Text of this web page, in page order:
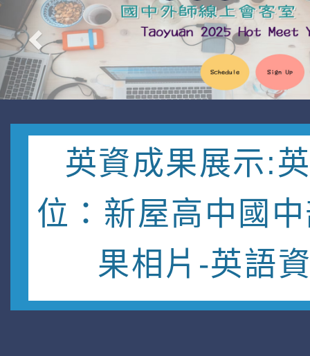
英資成果展示:
位：新屋高中國
果相片-英語